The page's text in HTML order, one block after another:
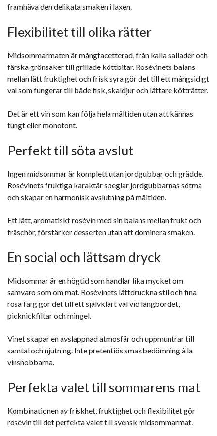
framhäva den delikata smaken i laxen.
Flexibilitet till olika rätter
Midsommarmaten är mångfacetterad, från kalla sallader och
färska grönsaker till grillade köttbitar. Rosévinets balans
mellan lätt fruktighet och frisk syra gör det till ett mångsidigt
val som fungerar till både fisk, skaldjur och lättare kötträtter.
Det är ett vin som kan följa hela måltiden utan att kännas
tungt eller monotont.
Perfekt till söta avslut
Ingen midsommar är komplett utan jordgubbar och grädde.
Rosévinets fruktiga karaktär speglar jordgubbarnas sötma
och skapar en harmonisk avslutning på måltiden.
Ett lätt, aromatiskt rosévin med sin balans mellan frukt och
fräschör, förstärker desserten utan att dominera smaken.
En social och lättsam dryck
Midsommar är en högtid som handlar lika mycket om
samvaro som om mat. Rosévinets lättdruckna stil och fina
rosa färg gör det till ett självklart val vid långbordet,
picknickfiltar och mingel.
Vinet skapar en avslappnad atmosfär och uppmuntrar till
samtal och njutning. Inte pretentiös smakbedömning à la
vinsnobbarna.
Perfekta valet till sommarens mat
Kombinationen av friskhet, fruktighet och flexibilitet gör
rosévin till det perfekta valet till svensk midsommarmat.